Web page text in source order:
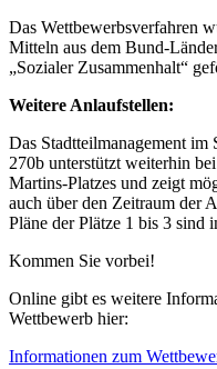
Das Wettbewerbsverfahren
Mitteln aus dem Bund-
„Sozialer Zusammenhalt“
Weitere Anlaufstellen:
Das Stadtteilmanagement im
270b unterstützt weiterhin
Martins-Platzes und zeigt
auch über den Zeitraum der
Pläne der Plätze 1 bis 3 sind
Kommen Sie vorbei!
Online gibt es weitere
Wettbewerb hier:
Informationen zum